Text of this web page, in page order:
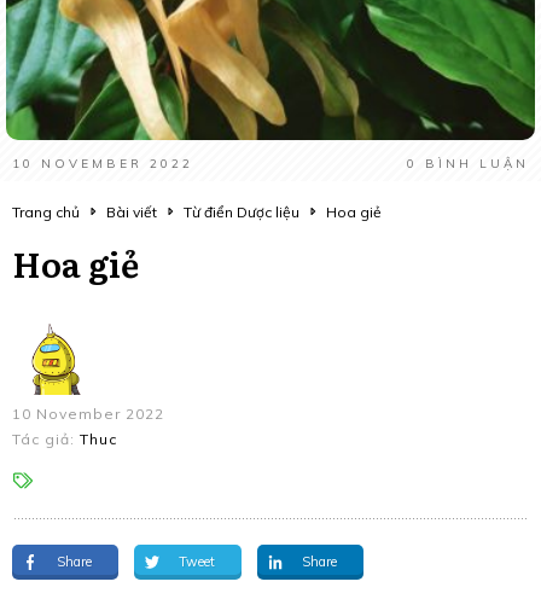
10 NOVEMBER 2022 0 BÌNH LUẬN
Trang chủ Bài viết Từ điển Dược liệu Hoa giẻ
Hoa giẻ
10 November 2022
Tác giả: Thuc
Share Tweet Share